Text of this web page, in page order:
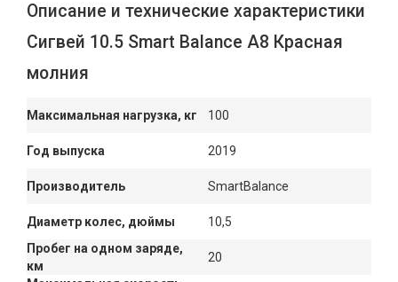
Описание и технические характеристики
Сигвей 10.5 Smart Balance A8 Красная
молния
Максимальная нагрузка, кг 100
Год выпуска 2019
Производитель SmartBalance
Диаметр колес, дюймы
10,5
Пробег на одном заряде,
км
20